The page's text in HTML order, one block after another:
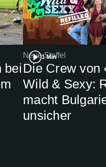
bei
1 Min
Neue Staffel
Die Crew von
Wild & Sexy:
macht
unsicher